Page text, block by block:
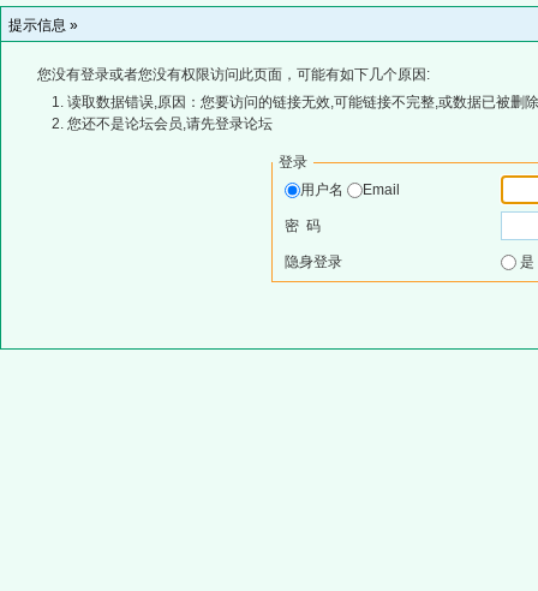
提示信息 »
您没有登录或者您没有权限访问此页面，可能有如下几个原因:
读取数据错误,原因：您要访问的链接无效,可能链接不完整,或数据已被删
您还不是论坛会员,请先登录论坛
登录
用户名
Email
密 码
隐身登录